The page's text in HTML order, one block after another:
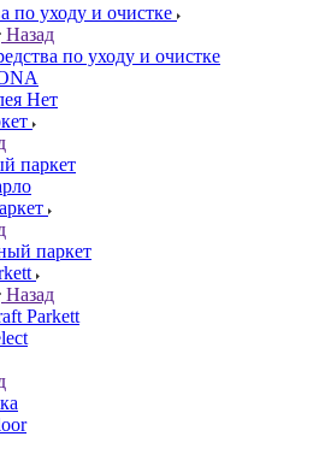
по уходу и очистке
Назад
по уходу и очистке
Нет
паркет
паркет
Назад
Parkett